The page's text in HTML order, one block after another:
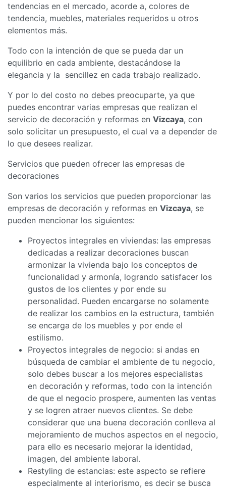
tendencias en el mercado, acorde a, colores de
tendencia, muebles, materiales requeridos u otros
elementos más.
Todo con la intención de que se pueda dar un
equilibrio en cada ambiente, destacándose la
elegancia y la sencillez en cada trabajo realizado.
Y por lo del costo no debes preocuparte, ya que
puedes encontrar varias empresas que realizan el
servicio de decoración y reformas en Vizcaya, con
solo solicitar un presupuesto, el cual va a depender de
lo que desees realizar.
Servicios que pueden ofrecer las empresas de
decoraciones
Son varios los servicios que pueden proporcionar las
empresas de decoración y reformas en Vizcaya, se
pueden mencionar los siguientes:
Proyectos integrales en viviendas: las empresas
dedicadas a realizar decoraciones buscan
armonizar la vivienda bajo los conceptos de
funcionalidad y armonía, logrando satisfacer los
gustos de los clientes y por ende su
personalidad. Pueden encargarse no solamente
de realizar los cambios en la estructura, también
se encarga de los muebles y por ende el
estilismo.
Proyectos integrales de negocio: si andas en
búsqueda de cambiar el ambiente de tu negocio,
solo debes buscar a los mejores especialistas
en decoración y reformas, todo con la intención
de que el negocio prospere, aumenten las ventas
y se logren atraer nuevos clientes. Se debe
considerar que una buena decoración conlleva al
mejoramiento de muchos aspectos en el negocio,
para ello es necesario mejorar la identidad,
imagen, del ambiente laboral.
Restyling de estancias: este aspecto se refiere
especialmente al interiorismo, es decir se busca